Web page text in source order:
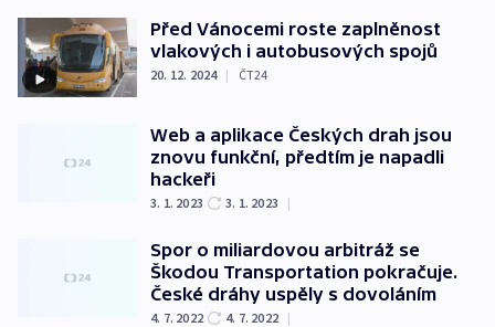
Před Vánocemi roste zaplněnost
vlakových i autobusových spojů
20. 12. 2024 | ČT24
Web a aplikace Českých drah jsou
znovu funkční, předtím je napadli
hackeři
3. 1. 2023 3. 1. 2023 |
Spor o miliardovou arbitráž se
Škodou Transportation pokračuje.
České dráhy uspěly s dovoláním
4. 7. 2022 4. 7. 2022 |